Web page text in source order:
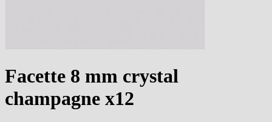
Facette 8 mm crystal
champagne x12